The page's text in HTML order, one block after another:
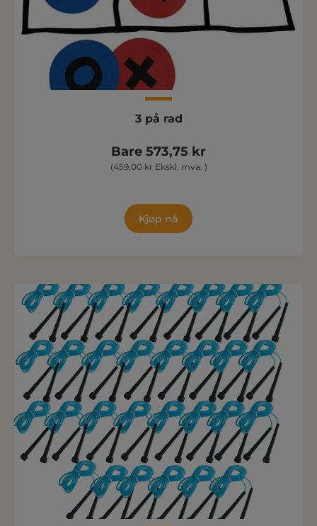
3 på rad
Bare 573,75 kr
(459,00 kr Ekskl. mva. )
Kjøp nå